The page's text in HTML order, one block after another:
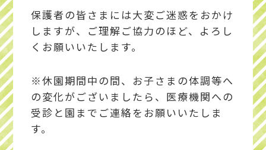
保護者の皆さまには大変ご迷惑をおかけ
しますが、ご理解ご協力のほど、よろし
くお願いいたします。
※休園期間中の間、お子さまの体調等へ
の変化がございましたら、医療機関への
受診と園までご連絡をお願いいたしま
す。